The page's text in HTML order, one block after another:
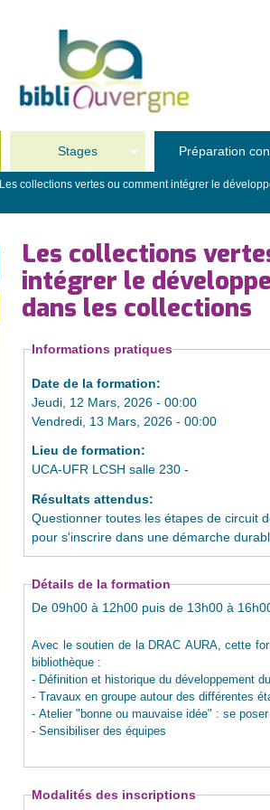
Stages Préparation
Les collections vertes ou comment intégrer le
Les collections
intégrer le
dans les collections
Informations pratiques
Date de la formation:
Jeudi, 12 Mars, 2026 - 00:00
Vendredi, 13 Mars, 2026 - 00:00
Lieu de formation:
UCA-UFR LCSH salle 230 -
Résultats attendus:
Questionner toutes les étapes de circuit
pour s'inscrire dans une démarche
Détails de la formation
De 09h00 à 12h00 puis de 13h00 à
Avec le soutien de la DRAC AURA, cette
bibliothèque :
- Définition et historique du développement
- Travaux en groupe autour des différentes
- Atelier "bonne ou mauvaise idée" : se
- Sensibiliser des équipes
Modalités des inscriptions